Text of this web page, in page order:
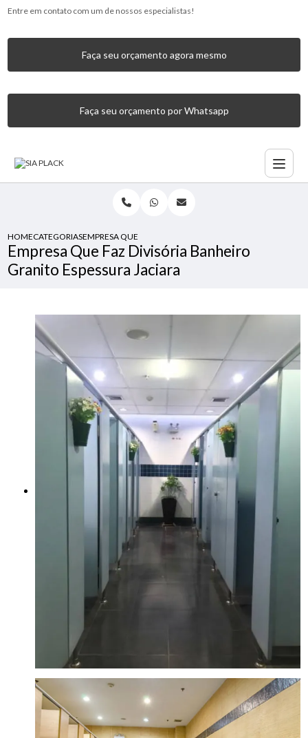
Entre em contato com um de nossos especialistas!
Faça seu orçamento agora mesmo
Faça seu orçamento por Whatsapp
HOMECATEGORIASEMPRESA QUE FAZ DIVISÓRIA BANHEIRO GRANITO
Empresa Que Faz Divisória Banheiro
Granito Espessura Jaciara